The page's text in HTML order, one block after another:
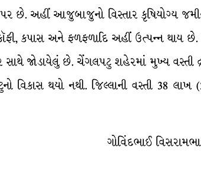
પર છે. અહીં આજુબાજુનો વિસ્તાર કૃષિયોગ્ય
કૉફી, કપાસ અને ફળફળાદિ અહીં ઉત્પન્ન થાય છે.
જોડાયેલું છે. ચેંગલપટુ શહેરમાં મુખ્ય વસ્તી
થયો નથી. જિલ્લાની વસ્તી 38 લાખ
ગોવિંદભાઈ